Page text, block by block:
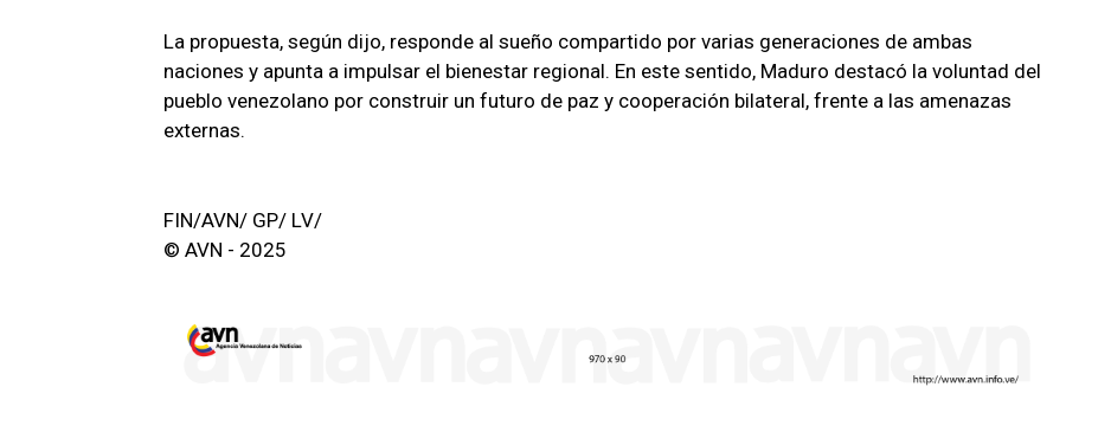
La propuesta, según dijo, responde al sueño compartido por varias generaciones de ambas
naciones y apunta a impulsar el bienestar regional. En este sentido, Maduro destacó la voluntad del
pueblo venezolano por construir un futuro de paz y cooperación bilateral, frente a las amenazas
externas.
FIN/AVN/ GP/ LV/
© AVN - 2025